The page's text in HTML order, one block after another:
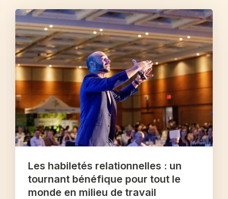
Les habiletés relationnelles : un
tournant bénéfique pour tout le
monde en milieu de travail